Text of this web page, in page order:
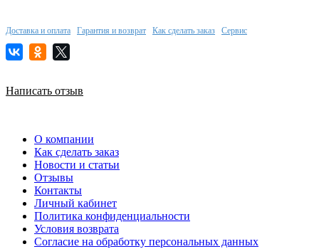
Доставка и оплата Гарантия и возврат Как сделать заказ Сервис
Написать отзыв
О компании
Как сделать заказ
Новости и статьи
Отзывы
Контакты
Личный кабинет
Политика конфиденциальности
Условия возврата
Согласие на обработку персональных данных